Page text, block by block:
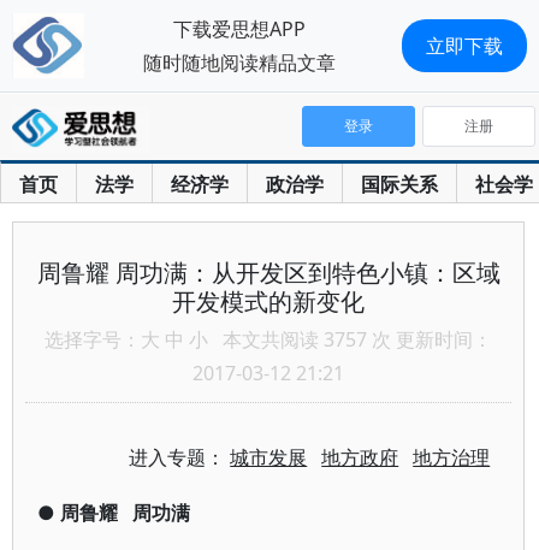
首页 法学 经济学 政治学 国际关系 社会学
登录 注册
周鲁耀 周功满：从开发区到特色小镇：区域
开发模式的新变化
选择字号： 大 中 小 本文共阅读 3757 次 更新时间：
2017-03-12 21:21
进入专题：城市发展 地方政府 地方治理
● 周鲁耀 周功满
下载爱思想APP
随时随地阅读精品文章
立即下载